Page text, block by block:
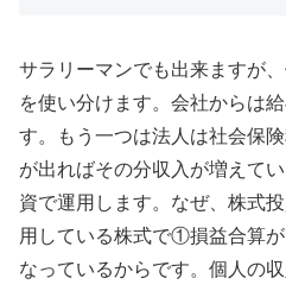
サラリーマンでも出来ますが
を使い分けます。会社からは
す。もう一つは法人は社会保
が出ればその分収入が増えて
資で運用します。なぜ、株式
用している株式で①損益合算
なっているからです。個人の